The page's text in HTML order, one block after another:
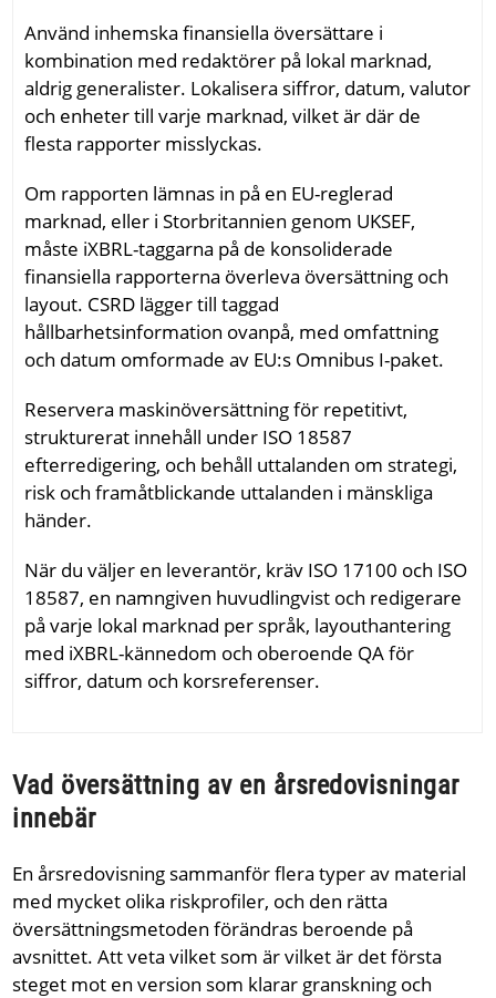
Använd inhemska finansiella översättare i
kombination med redaktörer på lokal marknad,
aldrig generalister. Lokalisera siffror, datum, valutor
och enheter till varje marknad, vilket är där de
flesta rapporter misslyckas.
Om rapporten lämnas in på en EU-reglerad
marknad, eller i Storbritannien genom UKSEF,
måste iXBRL-taggarna på de konsoliderade
finansiella rapporterna överleva översättning och
layout. CSRD lägger till taggad
hållbarhetsinformation ovanpå, med omfattning
och datum omformade av EU:s Omnibus I-paket.
Reservera maskinöversättning för repetitivt,
strukturerat innehåll under ISO 18587
efterredigering, och behåll uttalanden om strategi,
risk och framåtblickande uttalanden i mänskliga
händer.
När du väljer en leverantör, kräv ISO 17100 och ISO
18587, en namngiven huvudlingvist och redigerare
på varje lokal marknad per språk, layouthantering
med iXBRL-kännedom och oberoende QA för
siffror, datum och korsreferenser.
Vad översättning av en årsredovisningar
innebär
En årsredovisning sammanför flera typer av material
med mycket olika riskprofiler, och den rätta
översättningsmetoden förändras beroende på
avsnittet. Att veta vilket som är vilket är det första
steget mot en version som klarar granskning och